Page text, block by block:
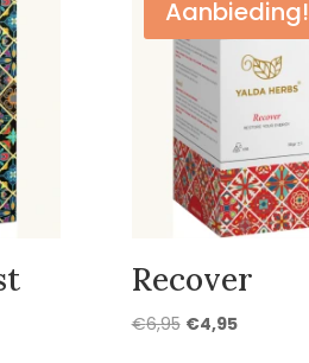
Aanbieding!
Recover
€6,95 Oorspronkelijke
€4,95Huidige